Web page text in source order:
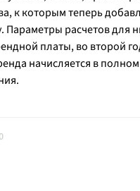
к которым теперь
Параметры расчетов для
платы, во второй
начисляется в
0